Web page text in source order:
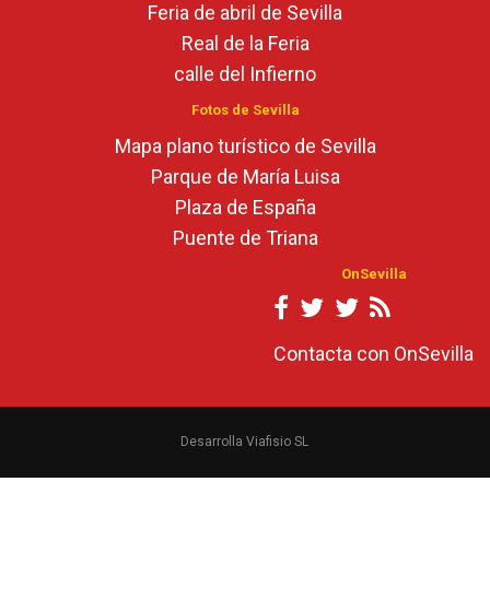
Feria de abril de Sevilla
Real de la Feria
calle del Infierno
Fotos de Sevilla
Mapa plano turístico de Sevilla
Parque de María Luisa
Plaza de España
Puente de Triana
OnSevilla
Contacta con OnSevilla
Desarrolla Viafisio SL